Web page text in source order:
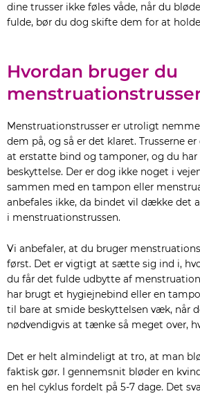
dine trusser ikke føles våde, når du
fulde, bør du dog skifte dem for at
Hvordan bruger du
Menstruationstrusser er utroligt
dem på, og så er det klaret. Trusserne
at erstatte bind og tamponer, og du har
beskyttelse. Der er dog ikke noget i
sammen med en tampon eller
anbefales ikke, da bindet vil dække det
i menstruationstrussen.
Vi anbefaler, at du bruger
først. Det er vigtigt at sætte sig ind i,
du får det fulde udbytte af
har brugt et hygiejnebind eller en
til bare at smide beskyttelsen væk, når
nødvendigvis at tænke så meget over,
Det er helt almindeligt at tro, at man
faktisk gør. I gennemsnit bløder en
en hel cyklus fordelt på 5-7 dage. Det